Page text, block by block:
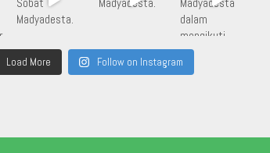
Load More Follow on Instagram